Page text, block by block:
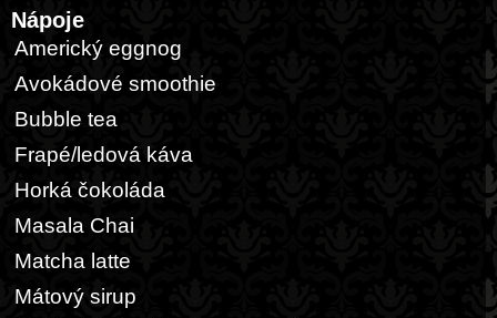
Nápoje
Americký eggnog
Avokádové smoothie
Bubble tea
Frapé/ledová káva
Horká čokoláda
Masala Chai
Matcha latte
Mátový sirup